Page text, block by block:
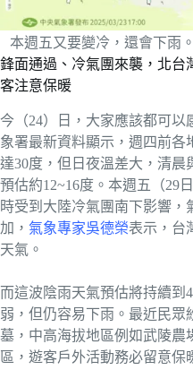
本週五又要變冷，還會下雨
鋒面通過、冷氣團來襲，北台
客注意保暖
今（24）日，大家應該都可以
象署最新資料顯示，週四前各
達30度，但日夜溫差大，清晨
預估約12~16度。本週五（29
時受到大陸冷氣團南下影響，
加， 氣象專家吳德榮表示，台
天氣。
而這波陰雨天氣預估將持續到
弱，但仍容易下雨。最近民眾
墓，中高海拔地區例如武陵農
區，遊客戶外活動務必留意保